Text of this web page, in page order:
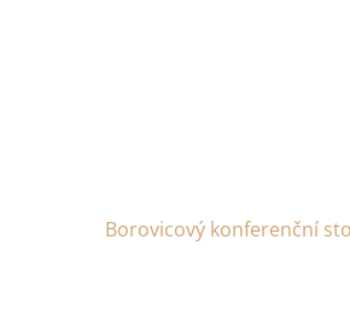
Borovicový konferenční